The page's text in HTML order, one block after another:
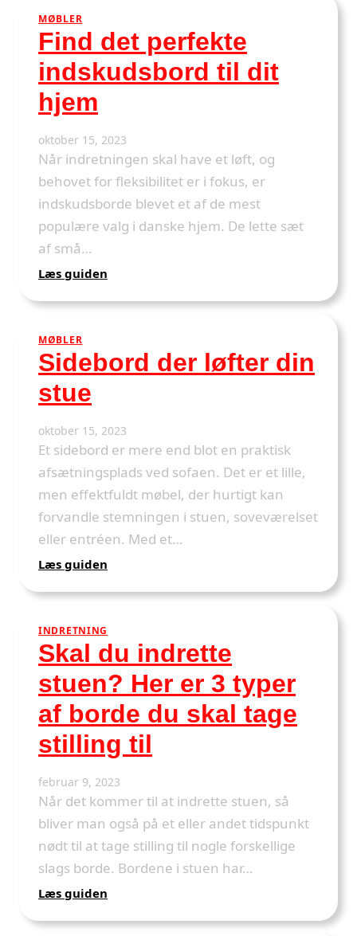
stilsikre
stue
MØBLER
Find det perfekte
indskudsbord til dit
hjem
oktober 15, 2023
Når indretningen skal have et løft, og
behovet for fleksibilitet er i fokus, er
indskudsborde blevet et af de mest
populære valg i danske hjem. De lette sæt
af små…
Læs guiden
det
til
dit
MØBLER
Sidebord der løfter din
stue
oktober 15, 2023
Et sidebord er mere end blot en praktisk
afsætningsplads ved sofaen. Det er et lille,
men effektfuldt møbel, der hurtigt kan
forvandle stemningen i stuen, soveværelset
eller entréen. Med et…
Læs guiden
der
din
stue
INDRETNING
Skal du indrette
stuen? Her er 3 typer
af borde du skal tage
stilling til
februar 9, 2023
Når det kommer til at indrette stuen, så
bliver man også på et eller andet tidspunkt
nødt til at tage stilling til nogle forskellige
slags borde. Bordene i stuen har…
Læs guiden
du